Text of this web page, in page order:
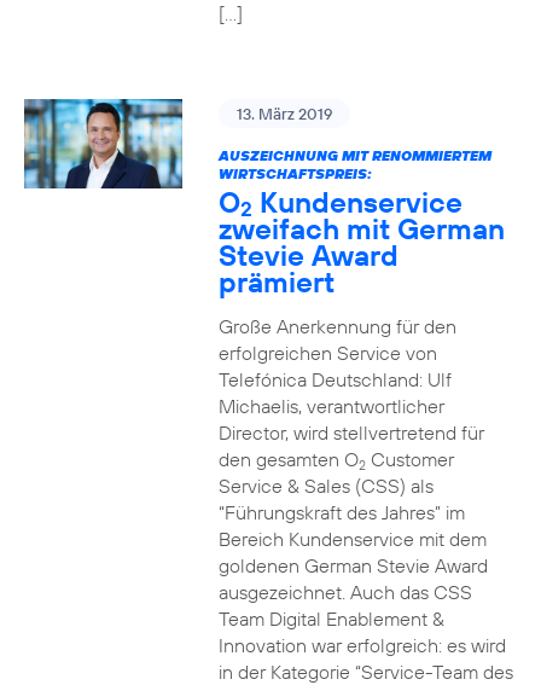
[…]
13. März 2019
AUSZEICHNUNG MIT RENOMMIERTEM
WIRTSCHAFTSPREIS:
O2 Kundenservice
zweifach mit German
Stevie Award
prämiert
Große Anerkennung für den
erfolgreichen Service von
Telefónica Deutschland: Ulf
Michaelis, verantwortlicher
Director, wird stellvertretend für
den gesamten O2Customer
Service & Sales (CSS) als
“Führungskraft des Jahres” im
Bereich Kundenservice mit dem
goldenen German Stevie Award
ausgezeichnet. Auch das CSS
Team Digital Enablement &
Innovation war erfolgreich: es wird
in der Kategorie “Service-Team des